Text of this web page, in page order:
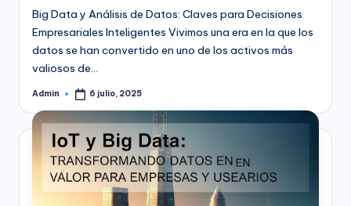
Big Data y Análisis de Datos: Claves para Decisiones
Empresariales Inteligentes Vivimos una era en la que los
datos se han convertido en uno de los activos más
valiosos de…
Publicado
Admin 6 julio, 2025